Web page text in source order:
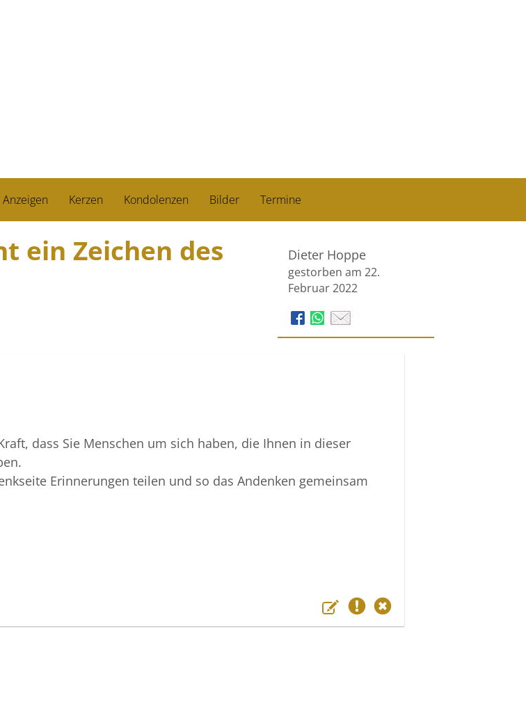
Anzeigen Kerzen Kondolenzen Bilder Termine
ein Zeichen des
Dieter Hoppe
gestorben am 22.
Februar 2022
dass Sie Menschen um sich haben, die Ihnen in dieser
Erinnerungen teilen und so das Andenken gemeinsam